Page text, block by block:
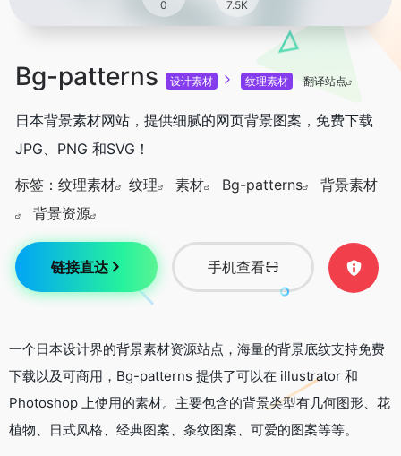
0 7.5K
Bg-patterns 设计素材 纹理素材 翻译站点
日本背景素材网站，提供细腻的网页背景图案，免费下载
JPG、PNG 和SVG！
标签： 纹理素材 纹理 素材 Bg-patterns
背景素材
背景资源
链接直达 手机查看
一个日本设计界的背景素材资源站点，海量的背景底纹支持免费
下载以及可商用，Bg-patterns 提供了可以在 illustrator 和
Photoshop 上使用的素材。主要包含的背景类型有几何图形、花
植物、日式风格、经典图案、条纹图案、可爱的图案等等。